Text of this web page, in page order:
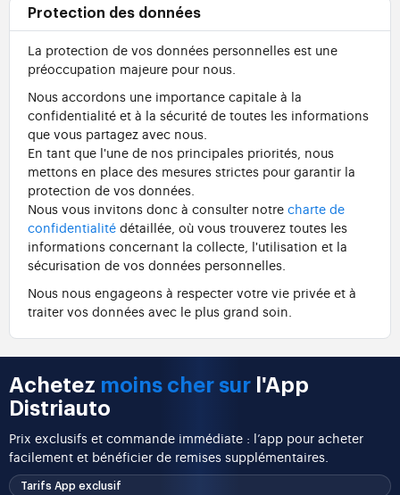
Protection des données
La protection de vos données personnelles est une
préoccupation majeure pour nous.
Nous accordons une importance capitale à la
confidentialité et à la sécurité de toutes les informations
que vous partagez avec nous.
En tant que l'une de nos principales priorités, nous
mettons en place des mesures strictes pour garantir la
protection de vos données.
Nous vous invitons donc à consulter notre charte de
confidentialité détaillée, où vous trouverez toutes les
informations concernant la collecte, l'utilisation et la
sécurisation de vos données personnelles.
Nous nous engageons à respecter votre vie privée et à
traiter vos données avec le plus grand soin.
Achetez moins cher sur l'App
Distriauto
Prix exclusifs et commande immédiate : l’app pour acheter
facilement et bénéficier de remises supplémentaires.
Tarifs App exclusif